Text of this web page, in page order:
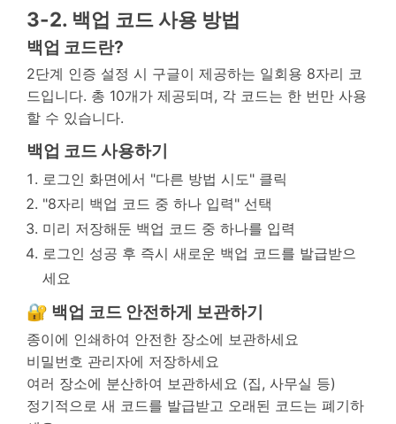
3-2. 백업 코드 사용 방법
백업 코드란?
2단계 인증 설정 시 구글이 제공하는 일회용 8자리 코
드입니다. 총 10개가 제공되며, 각 코드는 한 번만 사용
할 수 있습니다.
백업 코드 사용하기
로그인 화면에서 "다른 방법 시도" 클릭
"8자리 백업 코드 중 하나 입력" 선택
미리 저장해둔 백업 코드 중 하나를 입력
로그인 성공 후 즉시 새로운 백업 코드를 발급받으
세요
🔐 백업 코드 안전하게 보관하기
종이에 인쇄하여 안전한 장소에 보관하세요
비밀번호 관리자에 저장하세요
여러 장소에 분산하여 보관하세요 (집, 사무실 등)
정기적으로 새 코드를 발급받고 오래된 코드는 폐기하